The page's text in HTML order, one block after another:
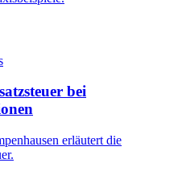
bei
erläutert die